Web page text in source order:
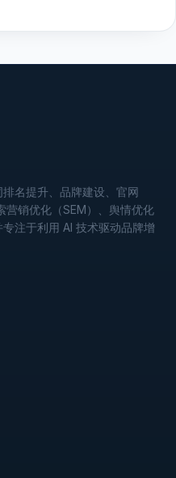
名提升、品牌建设、官网
营销优化（SEM）、舆情优化
注于利用 AI 技术驱动品牌增